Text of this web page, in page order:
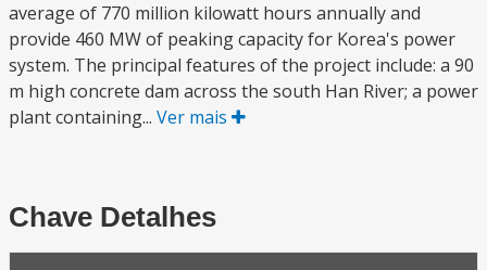
average of 770 million kilowatt hours annually and
provide 460 MW of peaking capacity for Korea's power
system. The principal features of the project include: a 90
m high concrete dam across the south Han River; a power
plant containing... Ver mais
Chave Detalhes